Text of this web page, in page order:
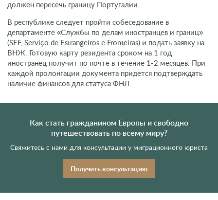
должен пересечь границу Португалии.
В республике следует пройти собеседование в
департаменте «Службы по делам иностранцев и границ»
(SEF, Serviço de Estrangeiros e Fronteiras) и подать заявку на
ВНЖ. Готовую карту резидента сроком на 1 год
иностранец получит по почте в течение 1-2 месяцев. При
каждой пролонгации документа придется подтверждать
наличие финансов для статуса ФНЛ.
Как стать гражданином Европы и свободно
путешествовать по всему миру?
Свяжитесь с нами для консультации у миграционного юриста
Получить консультацию